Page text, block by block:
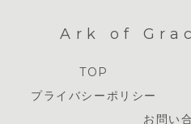
Ark of
TOP
プライバシーポリシー
お問い